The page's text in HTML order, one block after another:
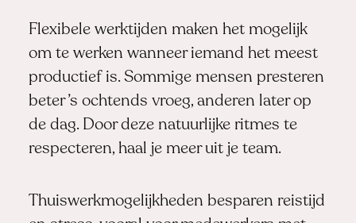
Flexibele werktijden maken het mogelijk
om te werken wanneer iemand het meest
productief is. Sommige mensen presteren
beter ’s ochtends vroeg, anderen later op
de dag. Door deze natuurlijke ritmes te
respecteren, haal je meer uit je team.
Thuiswerkmogelijkheden besparen reistijd